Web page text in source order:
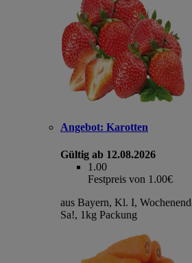
Angebot: Karotten
Gültig ab 12.08.2026
1.00
Festpreis von 1.00€
aus Bayern, Kl. I,
Sa!, 1kg Packung